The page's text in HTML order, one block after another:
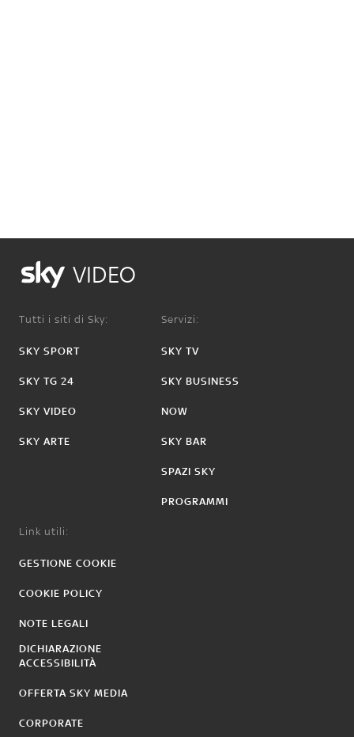
VIDEO
Tutti i siti di Sky:
SKY SPORT
SKY TG 24
SKY VIDEO
SKY ARTE
Servizi:
SKY TV
SKY BUSINESS
NOW
SKY BAR
SPAZI SKY
PROGRAMMI
Link utili:
GESTIONE COOKIE
COOKIE POLICY
NOTE LEGALI
DICHIARAZIONE
ACCESSIBILITÀ
OFFERTA SKY MEDIA
CORPORATE